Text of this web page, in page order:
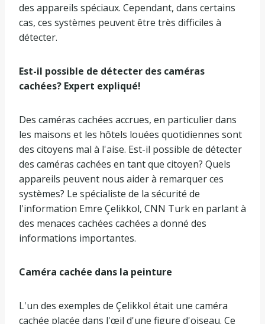
des appareils spéciaux. Cependant, dans certains
cas, ces systèmes peuvent être très difficiles à
détecter.
Est-il possible de détecter des caméras
cachées? Expert expliqué!
Des caméras cachées accrues, en particulier dans
les maisons et les hôtels louées quotidiennes sont
des citoyens mal à l'aise. Est-il possible de détecter
des caméras cachées en tant que citoyen? Quels
appareils peuvent nous aider à remarquer ces
systèmes? Le spécialiste de la sécurité de
l'information Emre Çelikkol, CNN Turk en parlant à
des menaces cachées cachées a donné des
informations importantes.
Caméra cachée dans la peinture
L'un des exemples de Çelikkol était une caméra
cachée placée dans l'œil d'une figure d'oiseau. Ce